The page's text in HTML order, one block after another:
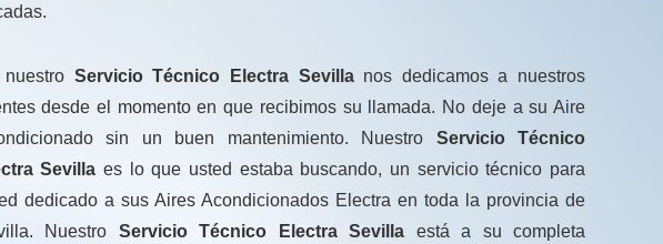
nuestro Servicio Técnico Electra Sevillanos dedicamos a nuestros
desde el momento en que recibimos su llamada. No deje a su Aire
sin un buen mantenimiento. Nuestro Servicio Técnico
Sevilla es lo que usted estaba buscando, un servicio técnico para
dedicado a sus Aires Acondicionados Electra en toda la provincia de
Nuestro Servicio Técnico Electra Sevilla está a su completa